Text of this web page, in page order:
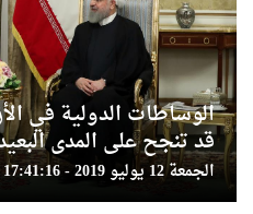
الوساطات الدولية في
قد تنجح على المدى
الجمعة 12 يوليو 2019 - 17:41:16